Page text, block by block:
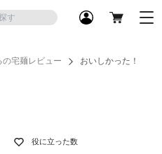
の宅麺レビュー おいしかった！
役に立った数